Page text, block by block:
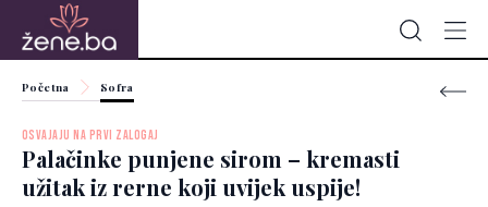
Početna Sofra
OSVAJAJU NA PRVI ZALOGAJ
Palačinke punjene sirom – kremasti
užitak iz rerne koji uvijek uspije!